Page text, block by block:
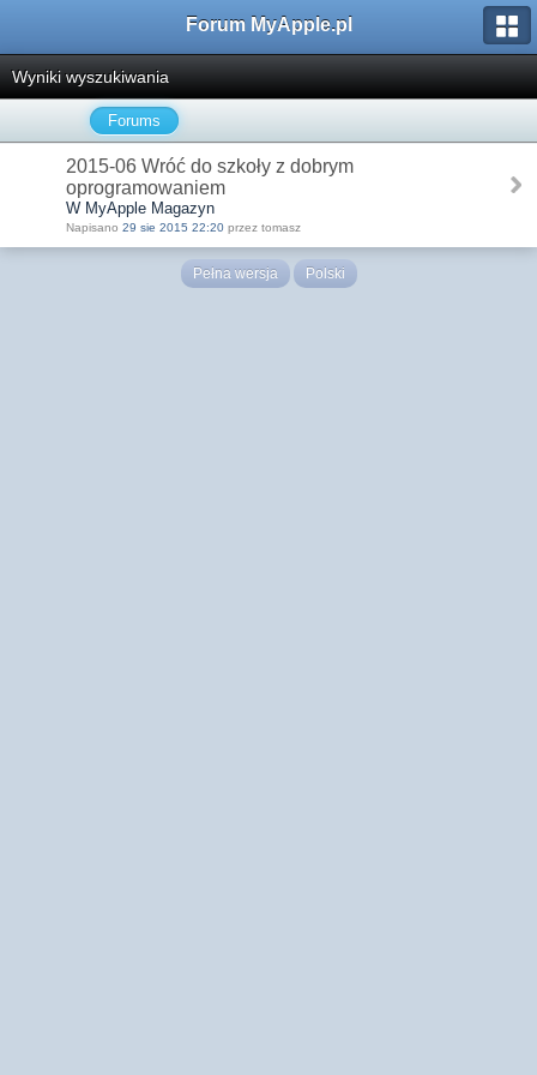
Forum MyApple.pl
Wyniki wyszukiwania
Forums
2015-06 Wróć do szkoły z dobrym
oprogramowaniem
W MyApple Magazyn
Napisano 29 sie 2015 22:20 przez tomasz
Pełna wersja Polski